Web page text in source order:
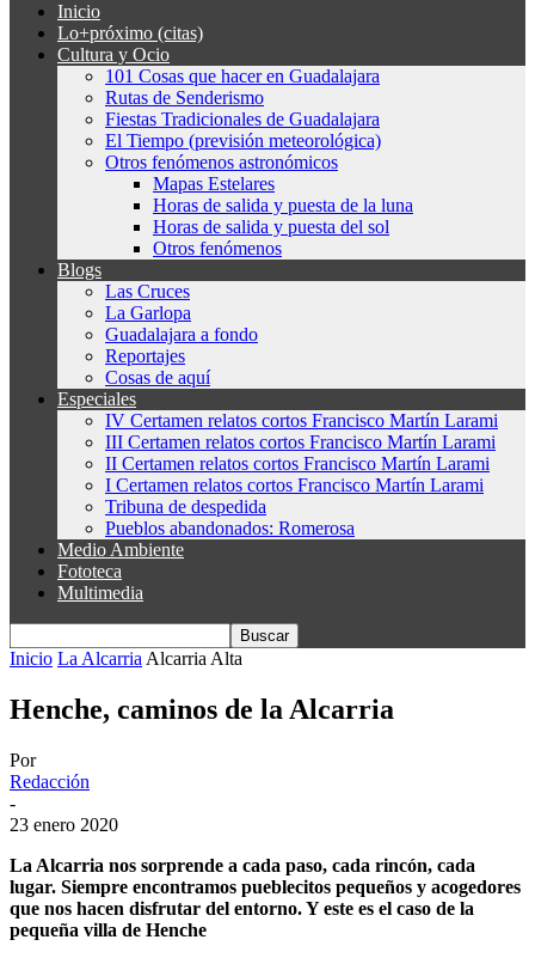
Inicio
Lo+próximo (citas)
Cultura y Ocio
101 Cosas que hacer en Guadalajara
Rutas de Senderismo
Fiestas Tradicionales de Guadalajara
El Tiempo (previsión meteorológica)
Otros fenómenos astronómicos
Mapas Estelares
Horas de salida y puesta de la luna
Horas de salida y puesta del sol
Otros fenómenos
Blogs
Las Cruces
La Garlopa
Guadalajara a fondo
Reportajes
Cosas de aquí
Especiales
IV Certamen relatos cortos Francisco Martín Larami
III Certamen relatos cortos Francisco Martín Larami
II Certamen relatos cortos Francisco Martín Larami
I Certamen relatos cortos Francisco Martín Larami
Tribuna de despedida
Pueblos abandonados: Romerosa
Medio Ambiente
Fototeca
Multimedia
Inicio La Alcarria Alcarria Alta
Henche, caminos de la Alcarria
Por
Redacción
-
23 enero 2020
La Alcarria nos sorprende a cada paso, cada rincón, cada
lugar. Siempre encontramos pueblecitos pequeños y acogedores
que nos hacen disfrutar del entorno. Y este es el caso de la
pequeña villa de Henche